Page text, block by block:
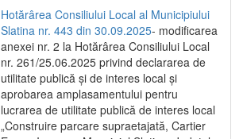
Hotărârea Consiliului Local al Municipiului
Slatina nr. 443 din 30.09.2025- modificarea
anexei nr. 2 la Hotărârea Consiliului Local
nr. 261/25.06.2025 privind declararea de
utilitate publică şi de interes local şi
aprobarea amplasamentului pentru
lucrarea de utilitate publică de interes local
„Construire parcare supraetajată, Cartier